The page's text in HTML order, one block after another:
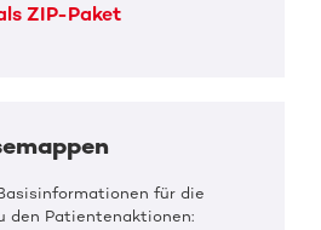
ZIP-Paket
für die
den Patientenaktionen: